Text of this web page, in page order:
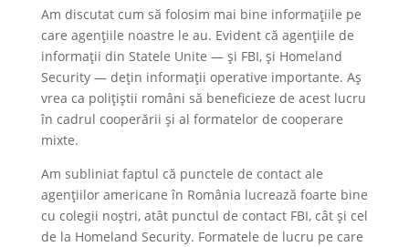
Am discutat cum să folosim mai bine informațiile pe
care agențiile noastre le au. Evident că agențiile de
informații din Statele Unite — și FBI, și Homeland
Security — dețin informații operative importante. Aș
vrea ca polițiștii români să beneficieze de acest lucru
în cadrul cooperării și al formatelor de cooperare
mixte.
Am subliniat faptul că punctele de contact ale
agențiilor americane în România lucrează foarte bine
cu colegii noștri, atât punctul de contact FBI, cât și cel
de la Homeland Security. Formatele de lucru pe care